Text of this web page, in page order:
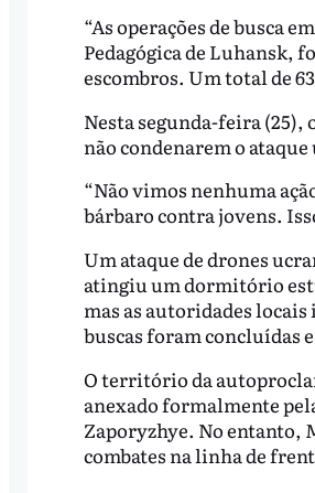
“As operações de busca
Pedagógica de Luhansk,
escombros. Um total de
Nesta segunda-feira
não condenarem o
“Não vimos nenhuma
bárbaro contra jovens.
Um ataque de drones
atingiu um dormitório
mas as autoridades
buscas foram concluídas
O território da
anexado formalmente
Zaporyzhye. No entanto,
combates na linha de